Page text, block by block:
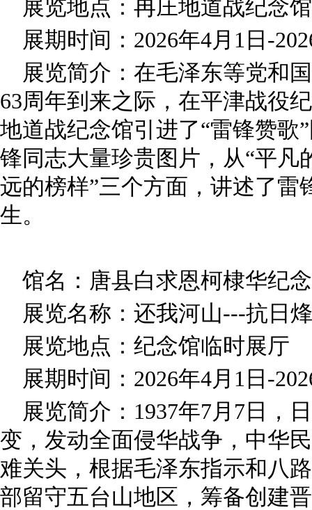
展览地点：冉庄地道战纪念
展期时间：2026年4月1日-
展览简介：在毛泽东等党和
63周年到来之际，在平津战役
地道战纪念馆引进了“雷锋赞歌
锋同志大量珍贵图片，从“平凡
远的榜样”三个方面，讲述了雷
生。
馆名：唐县白求恩柯棣华纪
展览名称：还我河山---抗日
展览地点：纪念馆临时展厅
展期时间：2026年4月1日-
展览简介：1937年7月7日，
变，发动全面侵华战争，中华
难关头，根据毛泽东指示和八
部留守五台山地区，筹备创建